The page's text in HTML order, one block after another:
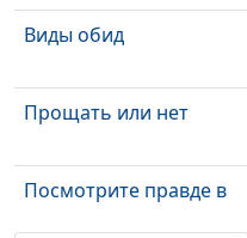
Виды обид
Прощать или нет
Посмотрите правде в